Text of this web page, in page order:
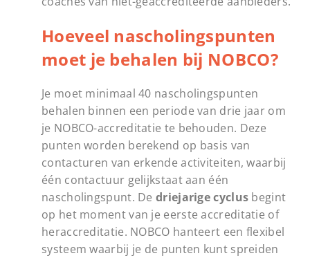
Hoeveel nascholingspunten
moet je behalen bij NOBCO?
Je moet minimaal 40 nascholingspunten
behalen binnen een periode van drie jaar om
je NOBCO-accreditatie te behouden. Deze
punten worden berekend op basis van
contacturen van erkende activiteiten, waarbij
één contactuur gelijkstaat aan één
nascholingspunt. Dedriejarige cyclus begint
op het moment van je eerste accreditatie of
heraccreditatie. NOBCO hanteert een flexibel
systeem waarbij je de punten kunt spreiden